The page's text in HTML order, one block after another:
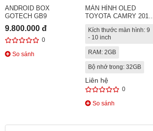
ANDROID BOX
GOTECH GB9
9.800.000 đ
0
So sánh
MÀN HÌNH OLED
TOYOTA CAMRY 2014 -
Kích thước màn hình: 9
- 10 inch
RAM: 2GB
Bộ nhớ trong: 32GB
Liên hệ
0
So sánh